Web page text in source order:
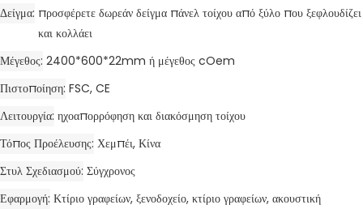
Δείγμα προσφέρετε δωρεάν δείγμα πάνελ τοίχου από ξύλο που ξεφλουδίζει
και κολλάει
Μέγεθος 2400*600*22mm ή μέγεθος cOem
Πιστοποίηση FSC, CE
Λειτουργία ηχοαπορρόφηση και διακόσμηση τοίχου
Τόπος Προέλευσης Χεμπέι, Κίνα
Στυλ Σχεδιασμού Σύγχρονος
Εφαρμογή Κτίριο γραφείων, ξενοδοχείο, κτίριο γραφείων, ακουστική